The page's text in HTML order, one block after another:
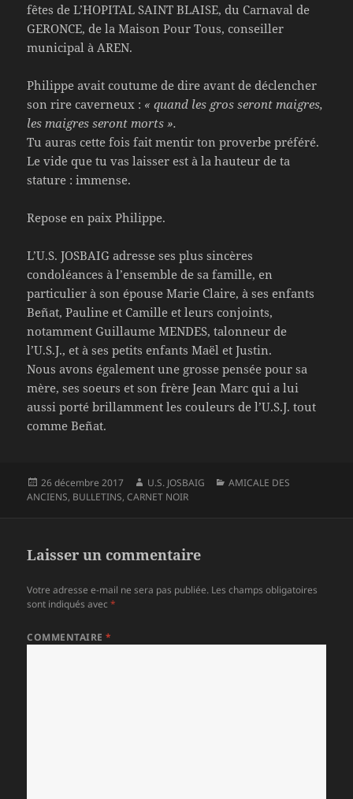
fêtes de L’HOPITAL SAINT BLAISE, du Carnaval de
GERONCE, de la Maison Pour Tous, conseiller
municipal à AREN.
Philippe avait coutume de dire avant de déclencher
son rire caverneux : « quand les gros seront maigres,
les maigres seront morts ».
Tu auras cette fois fait mentir ton proverbe préféré.
Le vide que tu vas laisser est à la hauteur de ta
stature : immense.
Repose en paix Philippe.
L’U.S. JOSBAIG adresse ses plus sincères
condoléances à l’ensemble de sa famille, en
particulier à son épouse Marie Claire, à ses enfants
Beñat, Pauline et Camille et leurs conjoints,
notamment Guillaume MENDES, talonneur de
l’U.S.J., et à ses petits enfants Maël et Justin.
Nous avons également une grosse pensée pour sa
mère, ses soeurs et son frère Jean Marc qui a lui
aussi porté brillamment les couleurs de l’U.S.J. tout
comme Beñat.
Publié
le
26 décembre 2017 Auteur
U.S. JOSBAIG Catégories
AMICALE DES
ANCIENS, BULLETINS,CARNET NOIR
Laisser un commentaire
Votre adresse e-mail ne sera pas publiée. Les champs obligatoires
sont indiqués avec*
COMMENTAIRE*